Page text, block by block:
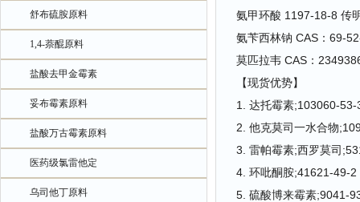
舒布硫胺原料
1,4-萘醌原料
盐酸去甲金霉素
妥布霉素原料
盐酸万古霉素原料
医药级氯雷他定
乌司他丁原料
氨甲环酸 1197-18-8 传
氨苄西林钠 CAS：69-
莫匹拉韦 CAS：
【现货优势】
1. 达托霉素;103060-53-
2. 他克莫司一水合物
3. 雷帕霉素;西罗莫司
4. 环吡酮胺;41621-49-2
5. 硫酸博来霉素;9041-